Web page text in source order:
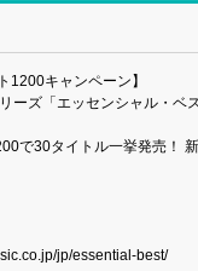
1200キャンペーン】
ーズ「エッセンシャル・ベ
で30タイトル一挙発売！
jp/essential-best/